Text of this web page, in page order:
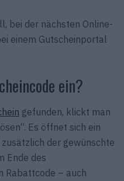
bei der nächsten Online-
einem Gutscheinportal
ein?
gefunden, klickt man
Es öffnet sich ein
der gewünschte
Ende des
Rabattcode – auch